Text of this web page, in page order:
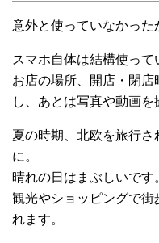
意外と使っていなかった
スマホ自体は結構使って
お店の場所、開店・閉店
し、あとは写真や動画を
夏の時期、北欧を旅行
に。
晴れの日はまぶしいです
観光やショッピングで
れます。